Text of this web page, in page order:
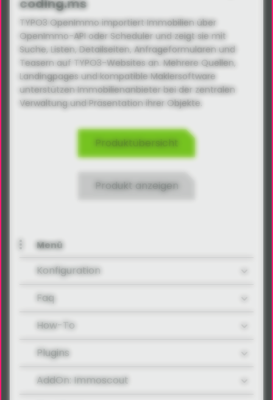
coding.ms
TYPO3 OpenImmo importiert Immobilien über
OpenImmo-API oder Scheduler und zeigt sie mit
Suche, Listen, Detailseiten, Anfrageformularen und
Teasern auf TYPO3-Websites an. Mehrere Quellen,
Landingpages und kompatible Maklersoftware
unterstützen Immobilienanbieter bei der zentralen
Verwaltung und Präsentation ihrer Objekte.
Produktübersicht
Produkt anzeigen
Menü
Konfiguration
Faq
How-To
Plugins
AddOn: Immoscout